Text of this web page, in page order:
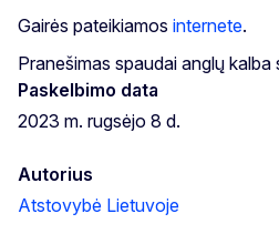
Gairės pateikiamos internete.
Pranešimas spaudai anglų kalba
Paskelbimo data
2023 m. rugsėjo 8 d.
Autorius
Atstovybė Lietuvoje